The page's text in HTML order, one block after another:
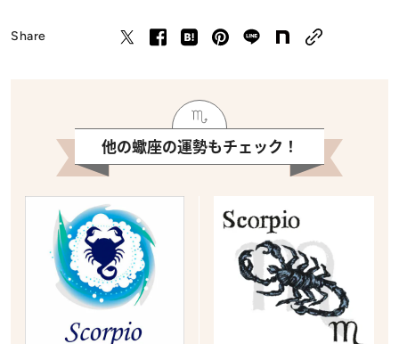
Share
他の蠍座の運勢もチェック！